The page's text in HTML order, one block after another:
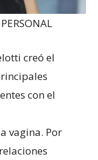
creó el
con el
vagina. Por